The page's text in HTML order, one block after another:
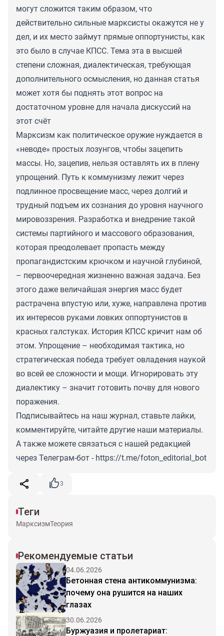
могут сложится таким образом, что
действительно сильные марксисты окажутся не у
дел, и их место займут прямые оппортунисты, как
это было в случае КПСС. Тема эта в высшей
степени сложная, диалектическая, требующая
дополнительного осмысления, но данная статья
может хотя бы поднять этот вопрос на
достаточном уровне для начала дискуссий на
этот счёт
Марксизм как политическое оружие нуждается в
«неводе» простых лозунгов, чтобы зацепить
массы. Но, зацепив, нельзя оставлять их в плену
упрощений. Путь к коммунизму лежит через
подлинное просвещение масс, через долгий и
трудный подъем их сознания до уровня научного
мировоззрения. Разработка и внедрение такой
системы партийного и массового образования,
которая преодолевает пропасть между
пропагандистским крючком и научной глубиной,
– первоочередная жизненно важная задача. Без
этого даже величайшая энергия масс будет
растрачена впустую или, хуже, направлена против
их интересов руками ловких оппортунистов в
красных галстуках. История КПСС кричит нам об
этом. Упрощение – необходимая тактика, но
стратегическая победа требует овладения наукой
во всей ее сложности и мощи. Игнорировать эту
диалектику – значит готовить почву для нового
поражения.
Подписывайтесь на наш журнал, ставьте лайки,
комментируйте, читайте другие наши материалы.
А также можете связаться с нашей редакцией
через Телеграм-бот - https://t.me/foton_editorial_bot
3
Теги
МарксизмТеория
Рекомендуемые статьи
04.06.2026
Бетонная стена антикоммунизма:
почему она рушится на наших
глазах
30.06.2026
Буржуазия и пролетариат: